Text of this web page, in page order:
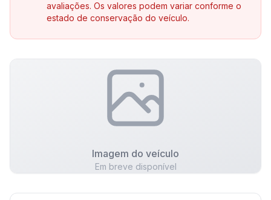
avaliações. Os valores podem variar conforme o
estado de conservação do veículo.
Imagem do veículo
Em breve disponível